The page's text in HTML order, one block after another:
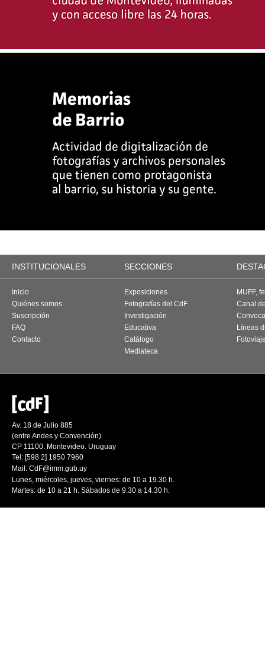
INSTITUCIONALES SECCIONES
Inicio
Quiénes somos
Suscripción
FAQ
Contacto
Exposiciones
Fotografías del CdF
Investigación
Educativa
Catálogo
Mediateca
MUFF,
Canal
Líneas
Av. 18 de Julio 885
(entre Andes y Convención)
CP 11100. Montevideo. Uruguay
Tel: [598 2] 1950 7960
Mail: CdF@imm.gub.uy
Lunes, miércoles, jueves, viernes: de 10 a 19.30 h.
Martes: de 10 a 21 h. Sábados de 9.30 a 14.30 h.